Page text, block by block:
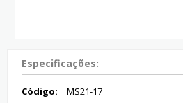
Especificações:
Código:
MS21-17